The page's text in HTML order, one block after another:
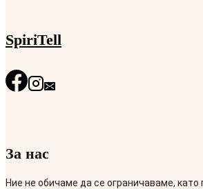
SpiriTell
За нас
Ние не обичаме да се ограничаваме,